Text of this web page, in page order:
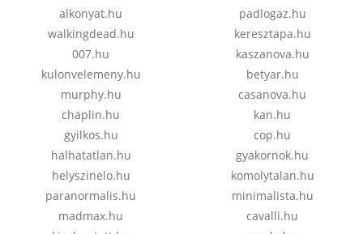
alkonyat.hu
walkingdead.hu
007.hu
kulonvelemeny.hu
murphy.hu
chaplin.hu
gyilkos.hu
halhatatlan.hu
helyszinelo.hu
paranormalis.hu
madmax.hu
padlogaz.hu
keresztapa.hu
kaszanova.hu
betyar.hu
casanova.hu
kan.hu
cop.hu
gyakornok.hu
komolytalan.hu
minimalista.hu
cavalli.hu